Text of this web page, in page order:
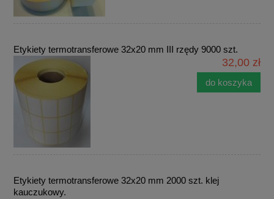
Etykiety termotransferowe 32x20 mm III rzędy 9000 szt.
32,00 zł
do koszyka
Etykiety termotransferowe 32x20 mm 2000 szt. klej
kauczukowy.